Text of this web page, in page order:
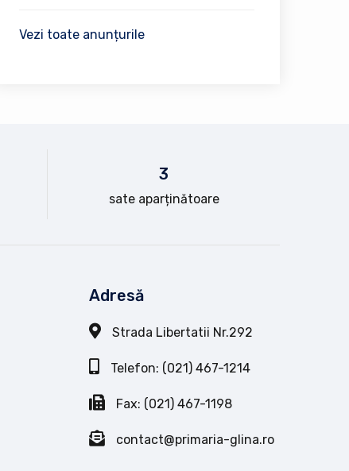
Vezi toate anunțurile
3
sate aparținătoare
Adresă
Strada Libertatii Nr.292
Telefon: (021) 467-1214
Fax: (021) 467-1198
contact@primaria-glina.ro